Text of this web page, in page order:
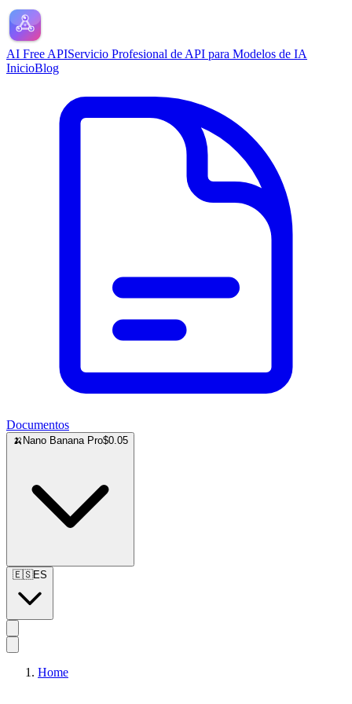
AI Free APIServicio Profesional de API para Modelos de IA
InicioBlog
Documentos
🍌 Nano Banana Pro$0.05
🇪🇸ES
Home